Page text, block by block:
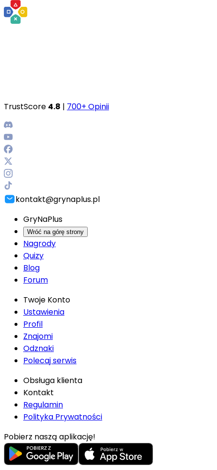
TrustScore 4.8 | 700+ Opinii
kontakt@grynaplus.pl
GryNaPlus
Wróć na górę strony
Nagrody
Quizy
Blog
Forum
Twoje Konto
Ustawienia
Profil
Znajomi
Odznaki
Polecaj serwis
Obsługa klienta
Kontakt
Regulamin
Polityka Prywatności
Pobierz naszą aplikację!